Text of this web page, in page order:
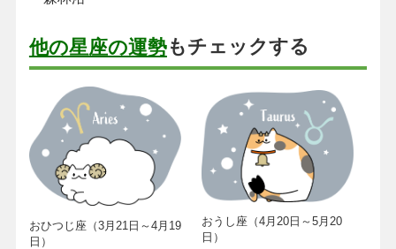
他の星座の運勢もチェックする
おひつじ座（3月21日～4月19
日）
おうし座（4月20日～5月20
日）